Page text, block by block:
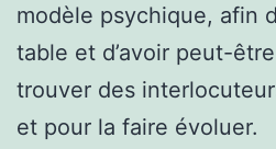
modèle psychique, afin
table et d’avoir peut-
trouver des
et pour la faire évoluer.